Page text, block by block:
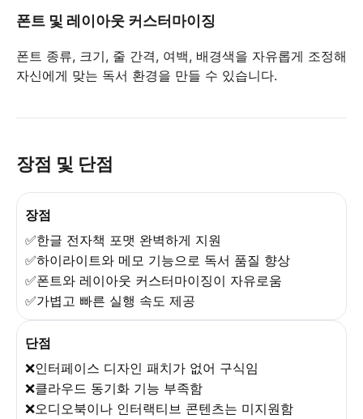
폰트 및 레이아웃 커스터마이징
폰트 종류, 크기, 줄 간격, 여백, 배경색을 자유롭게 조정해
자신에게 맞는 독서 환경을 만들 수 있습니다.
장점 및 단점
장점
✅한글 전자책 포맷 완벽하게 지원
✅하이라이트와 메모 기능으로 독서 품질 향상
✅폰트와 레이아웃 커스터마이징이 자유로움
✅가볍고 빠른 실행 속도 제공
단점
❌인터페이스 디자인 패치가 없어 구식임
❌클라우드 동기화 기능 부족함
❌오디오북이나 인터랙티브 콘텐츠는 미지원함